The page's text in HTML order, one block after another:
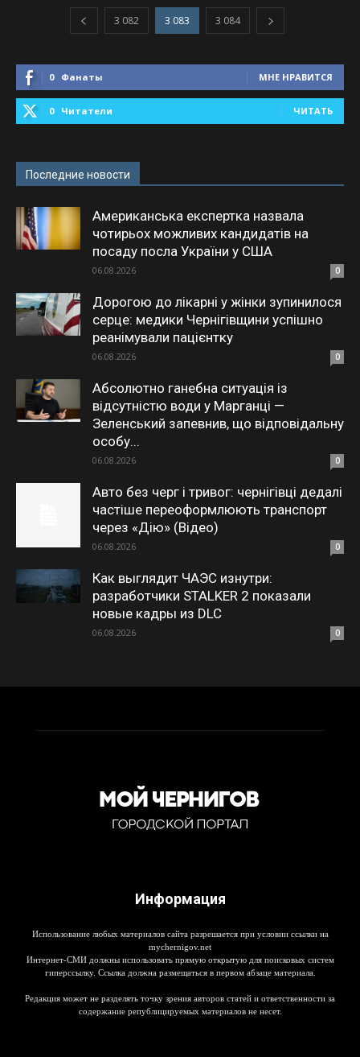
3 082 3 083 3 084
0 Фанаты МНЕ НРАВИТСЯ
0 Читатели ЧИТАТЬ
Последние новости
Американська експертка назвала
чотирьох можливих кандидатів на
посаду посла України у США
06.08.2026 0
Дорогою до лікарні у жінки зупинилося
серце: медики Чернігівщини успішно
реанімували пацієнтку
06.08.2026 0
Абсолютно ганебна ситуація із
відсутністю води у Марганці —
Зеленський запевнив, що відповідальну
особу...
06.08.2026 0
Авто без черг і тривог: чернігівці дедалі
частіше переоформлюють транспорт
через «Дію» (Відео)
06.08.2026 0
Как выглядит ЧАЭС изнутри:
разработчики STALKER 2 показали
новые кадры из DLC
06.08.2026 0
Информация
Использование любых материалов сайта разрешается при условии ссылки на
mychernigov.net
Интернет-СМИ должны использовать прямую открытую для поисковых систем
гиперссылку. Ссылка должна размещаться в первом абзаце материала.
Редакция может не разделять точку зрения авторов статей и ответственности за
содержание републицируемых материалов не несет.